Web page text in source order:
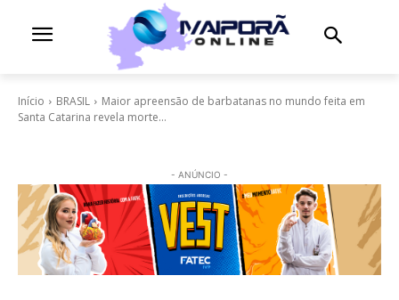
Início BRASIL
Maior apreensão de barbatanas no mundo feita em
Santa Catarina revela morte...
- ANÚNCIO -